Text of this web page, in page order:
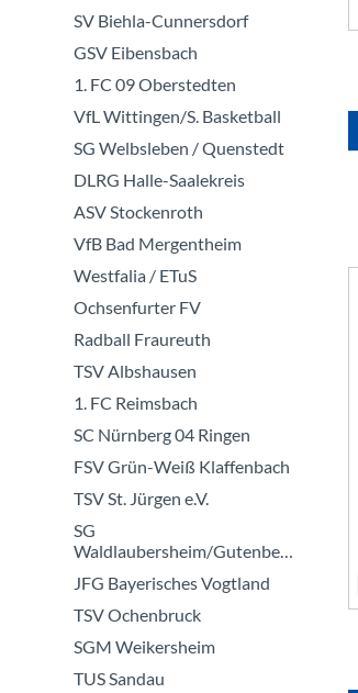
SV Biehla-Cunnersdorf
GSV Eibensbach
1. FC 09 Oberstedten
VfL Wittingen/S. Basketball
SG Welbsleben / Quenstedt
DLRG Halle-Saalekreis
ASV Stockenroth
VfB Bad Mergentheim
Westfalia / ETuS
Ochsenfurter FV
Radball Fraureuth
TSV Albshausen
1. FC Reimsbach
SC Nürnberg 04 Ringen
FSV Grün-Weiß Klaffenbach
TSV St. Jürgen e.V.
SG
Waldlaubersheim/Gutenberg
JFG Bayerisches Vogtland
TSV Ochenbruck
SGM Weikersheim
TUS Sandau